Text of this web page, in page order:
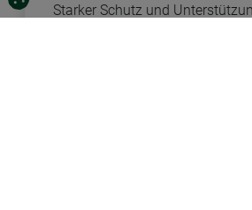
Starker Schutz und